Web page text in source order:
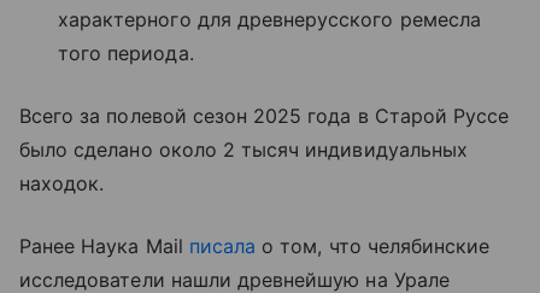
характерного для древнерусского ремесла
того периода.
Всего за полевой сезон 2025 года в Старой Руссе
было сделано около 2 тысяч индивидуальных
находок.
Ранее Наука Mail писала о том, что челябинские
исследователи нашли древнейшую на Урале